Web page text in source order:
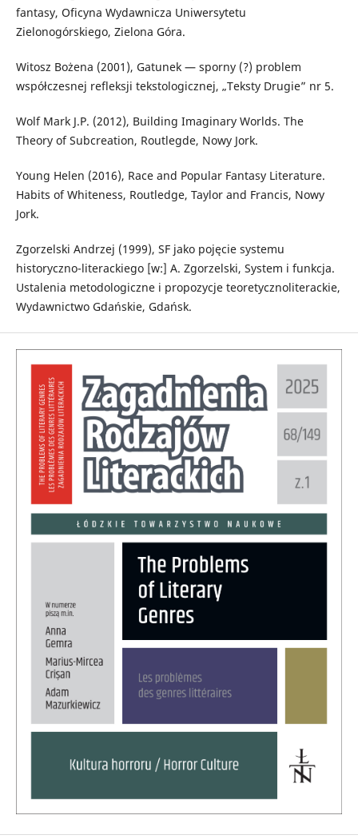
fantasy, Oficyna Wydawnicza Uniwersytetu
Zielonogórskiego, Zielona Góra.
Witosz Bożena (2001), Gatunek — sporny (?) problem
współczesnej refleksji tekstologicznej, „Teksty Drugie” nr 5.
Wolf Mark J.P. (2012), Building Imaginary Worlds. The
Theory of Subcreation, Routlegde, Nowy Jork.
Young Helen (2016), Race and Popular Fantasy Literature.
Habits of Whiteness, Routledge, Taylor and Francis, Nowy
Jork.
Zgorzelski Andrzej (1999), SF jako pojęcie systemu
historyczno-literackiego [w:] A. Zgorzelski, System i funkcja.
Ustalenia metodologiczne i propozycje teoretycznoliterackie,
Wydawnictwo Gdańskie, Gdańsk.